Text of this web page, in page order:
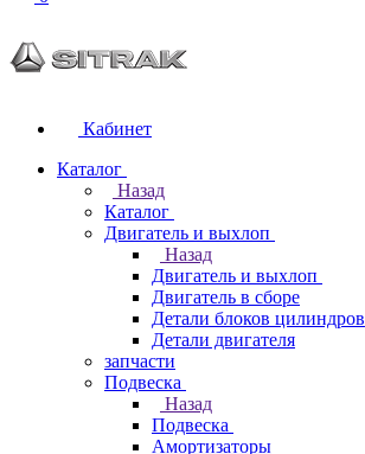
Кабинет
Каталог
Назад
Каталог
Двигатель и выхлоп
Назад
Двигатель и выхлоп
Двигатель в сборе
Детали блоков цилиндров
Детали двигателя
запчасти
Подвеска
Назад
Подвеска
Амортизаторы